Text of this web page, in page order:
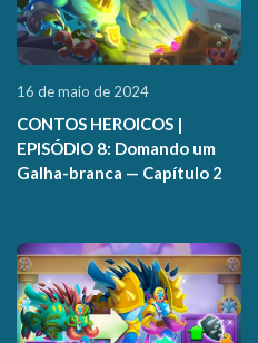
16 de maio de 2024
CONTOS HEROICOS |
EPISÓDIO 8: Domando um
Galha-branca — Capítulo 2